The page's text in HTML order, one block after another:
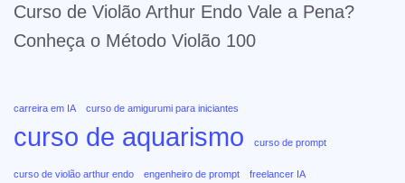
Curso de Violão Arthur Endo Vale a Pena?
Conheça o Método Violão 100
carreira em IA curso de amigurumi para iniciantes
curso de aquarismo curso de prompt
curso de violão arthur endo engenheiro de prompt freelancer IA